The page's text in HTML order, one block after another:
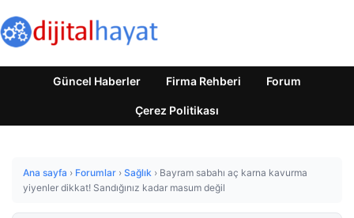
Güncel Haberler Firma Rehberi Forum
Çerez Politikası
Ana sayfa › Forumlar › Sağlık › Bayram sabahı aç karna kavurma
yiyenler dikkat! Sandığınız kadar masum değil